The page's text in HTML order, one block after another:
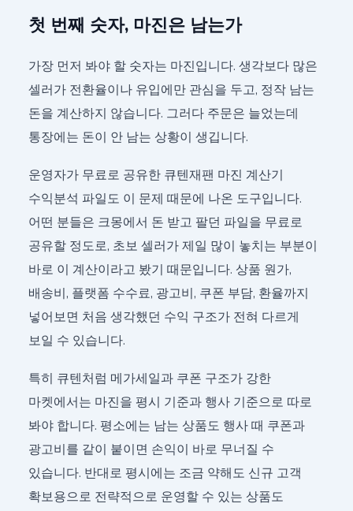
첫 번째 숫자, 마진은 남는가
가장 먼저 봐야 할 숫자는 마진입니다. 생각보다 많은
셀러가 전환율이나 유입에만 관심을 두고, 정작 남는
돈을 계산하지 않습니다. 그러다 주문은 늘었는데
통장에는 돈이 안 남는 상황이 생깁니다.
운영자가 무료로 공유한 큐텐재팬 마진 계산기
수익분석 파일도 이 문제 때문에 나온 도구입니다.
어떤 분들은 크몽에서 돈 받고 팔던 파일을 무료로
공유할 정도로, 초보 셀러가 제일 많이 놓치는 부분이
바로 이 계산이라고 봤기 때문입니다. 상품 원가,
배송비, 플랫폼 수수료, 광고비, 쿠폰 부담, 환율까지
넣어보면 처음 생각했던 수익 구조가 전혀 다르게
보일 수 있습니다.
특히 큐텐처럼 메가세일과 쿠폰 구조가 강한
마켓에서는 마진을 평시 기준과 행사 기준으로 따로
봐야 합니다. 평소에는 남는 상품도 행사 때 쿠폰과
광고비를 같이 붙이면 손익이 바로 무너질 수
있습니다. 반대로 평시에는 조금 약해도 신규 고객
확보용으로 전략적으로 운영할 수 있는 상품도